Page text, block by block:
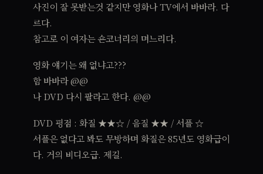
사진이 잘 못받는것 같지만 영화나 TV에서 바바라. 다
르다.
참고로 이 여자는 숀코너리의 며느리다.
영화 얘기는 왜 없냐고???
함 바바라 @@
나 DVD 다시 팔라고 한다. @@
DVD 평점 : 화질 ★★☆ / 음질 ★★ / 서플 ☆
서플은 없다고 봐도 무방하며 화질은 85년도 영화급이
다. 거의 비디오급. 제길.